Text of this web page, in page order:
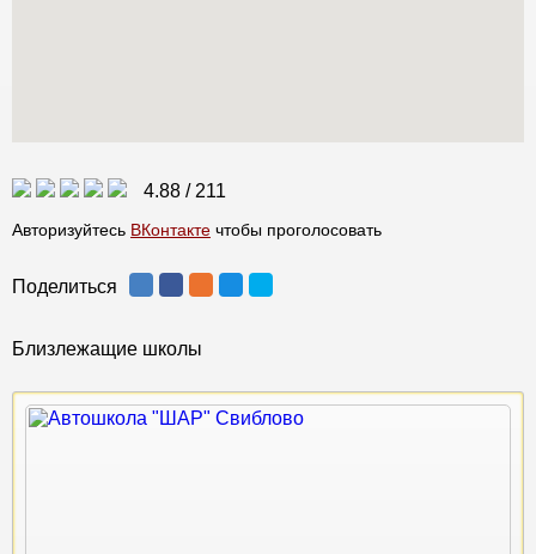
4.88 / 211
Авторизуйтесь ВКонтакте чтобы проголосовать
Поделиться
Близлежащие школы